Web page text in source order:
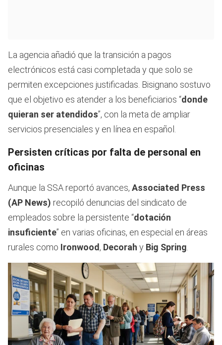
La agencia añadió que la transición a pagos
electrónicos está casi completada y que solo se
permiten excepciones justificadas. Bisignano sostuvo
que el objetivo es atender a los beneficiarios “donde
quieran ser atendidos”, con la meta de ampliar
servicios presenciales y en línea en español.
Persisten críticas por falta de personal en
oficinas
Aunque la SSA reportó avances, Associated Press
(AP News) recopiló denuncias del sindicato de
empleados sobre la persistente “dotación
insuficiente” en varias oficinas, en especial en áreas
rurales como Ironwood, Decorah y Big Spring.